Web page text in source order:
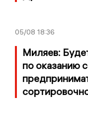
05/08 18:36
Миляев:
по оказанию